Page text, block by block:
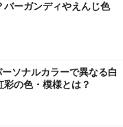
紹介しましょう。
やパンツで取り
東京都をのぞ
ーガンディやえんじ色
ソナルカラーで異なる白
彩の色・模様とは？